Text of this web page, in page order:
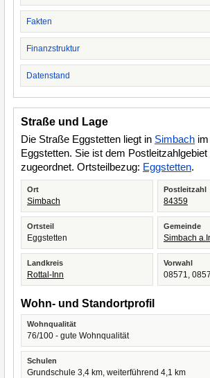
Fakten
Finanzstruktur
Datenstand
Straße und Lage
Die Straße Eggstetten liegt in Simbach
Eggstetten. Sie ist dem Postleitzahlgebiet
zugeordnet. Ortsteilbezug: Eggstetten.
Ort
Simbach
Postleitzahl
84359
Ortsteil
Eggstetten
Gemeinde
Simbach
Landkreis
Rottal-Inn
Vorwahl
08571,
Wohn- und Standortprofil
Wohnqualität
76/100 - gute Wohnqualität
Schulen
Grundschule 3,4 km, weiterführend 4,1 km